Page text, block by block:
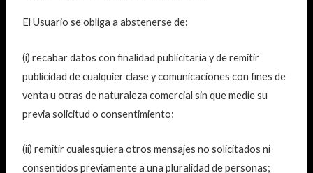
El Usuario se obliga a abstenerse de:
(i) recabar datos con finalidad publicitaria y de remitir
publicidad de cualquier clase y comunicaciones con fines de
venta u otras de naturaleza comercial sin que medie su
previa solicitud o consentimiento;
(ii) remitir cualesquiera otros mensajes no solicitados ni
consentidos previamente a una pluralidad de personas;